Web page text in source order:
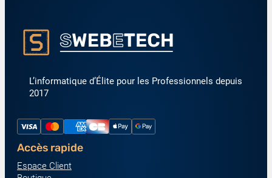
L’informatique d’Élite pour les Professionnels depuis
2017
Accès rapide
Espace Client